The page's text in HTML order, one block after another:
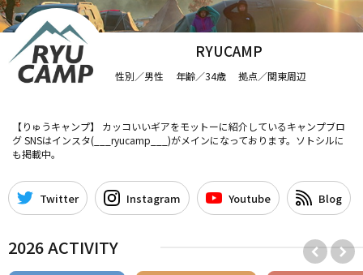
RYUCAMP
性別／男性 年齢／34歳 拠点／関東周辺
【りゅうキャンプ】 カッコいいギアをモットーに紹介しているキャンプブロ
グ SNSはインスタ(___ryucamp___)がメインになっております。ソトシルに
も掲載中。
Twitter Instagram Youtube Blog
2026 ACTIVITY